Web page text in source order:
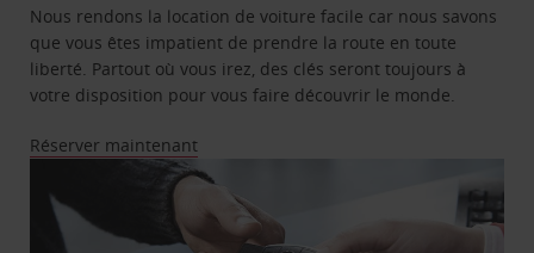
Nous rendons la location de voiture facile car nous savons
que vous êtes impatient de prendre la route en toute
liberté. Partout où vous irez, des clés seront toujours à
votre disposition pour vous faire découvrir le monde.
Réserver maintenant